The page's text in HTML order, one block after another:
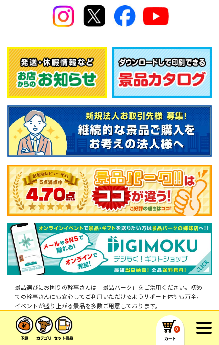
0
景品選びにお困りの幹事さんは「景品パーク」をご活用ください。初め
ての幹事さんにも安心してご利用いただけるようサポート体制も万全。
イベントが盛り上がる景品を多数ご用意しております。
サイトマップ特定商取引法に基づく表示
プライバシーポリシー